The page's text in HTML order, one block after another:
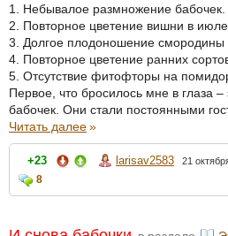
1. Небывалое размножение бабочек.
2. Повторное цветение вишни в июле.
3. Долгое плодоношение смородины
4. Повторное цветение ранних
5. Отсутствие фитофторы на
Первое, что бросилось мне в глаза –
бабочек. Они стали постоянными
Читать далее»
+23 larisav2583 21
8